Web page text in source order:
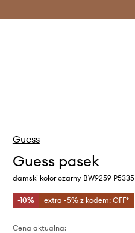
Guess
Guess pasek
damski kolor czarny BW9259 P5335
-10% extra -5% z kodem: OFF*
Cena aktualna: